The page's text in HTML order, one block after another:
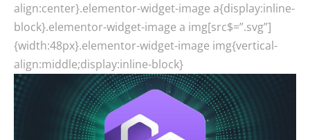
align:center}.elementor-widget-image a{display:inline-
block}.elementor-widget-image a img[src$=”.svg”]
{width:48px}.elementor-widget-image img{vertical-
align:middle;display:inline-block}